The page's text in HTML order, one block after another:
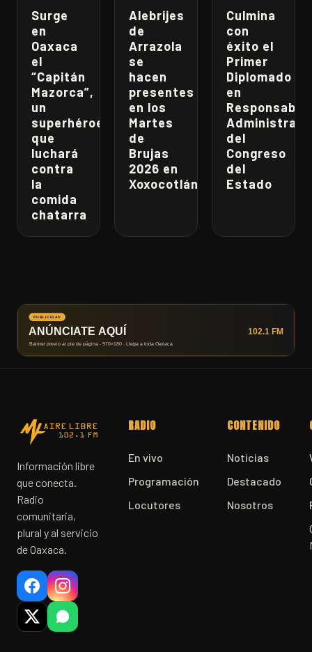
Surge
en
Oaxaca
el
“Capitán
Mazorca”,
un
superhéroe
que
luchará
contra
la
comida
chatarra
Alebrijes
de
Arrazola
se
hacen
presentes
en los
Martes
de
Brujas
2026 en
Xoxocotlán
Culmina
con
éxito el
Primer
Diplomado
en
del
Congreso
del
Estado
Información libre
que conecta.
Radio
comunitaria,
plural y al servicio
de Oaxaca.
RADIO
En vivo
Programación
Locutores
CONTENIDO
Noticias
Destacado
Nosotros